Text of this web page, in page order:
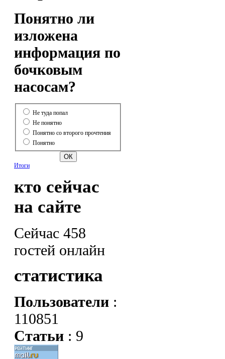
Понятно ли
изложена
информация по
бочковым
насосам?
Не туда попал
Не понятно
Понятно со второго прочтения
Понятно
Итоги
кто сейчас
на сайте
Сейчас 458
гостей онлайн
статистика
Пользователи :
110851
Статьи : 9